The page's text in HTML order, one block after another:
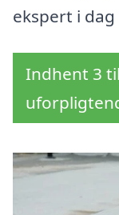
ekspert i
Indhent 3